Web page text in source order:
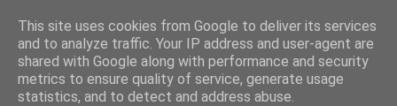
This site uses cookies from Google to deliver its services
and to analyze traffic. Your IP address and user-agent are
shared with Google along with performance and security
metrics to ensure quality of service, generate usage
statistics, and to detect and address abuse.
Stefano Terraglia Creazioni
Pages